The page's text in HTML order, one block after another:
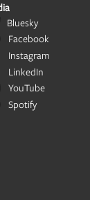
Bluesky
Facebook
Instagram
LinkedIn
YouTube
Spotify